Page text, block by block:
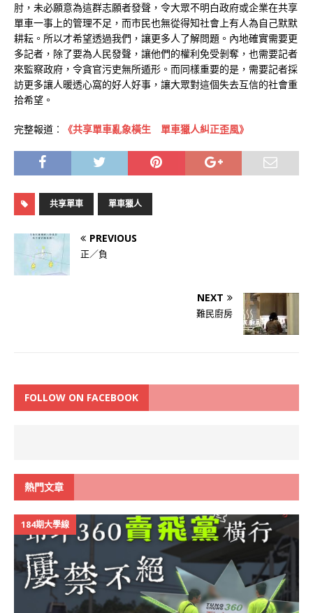
肘，未必願意為這群志願者發聲，令大眾不明白政府或企業在共享
單車一事上的管理不足，而市民也無從得知社會上有人為自己默默
耕耘。所以才希望透過我們，讓更多人了解問題。內地確實需要更
多記者，除了要為人民發聲，讓他們的權利免受剝奪，也需要記者
來監察政府，令貪官污吏無所遁形。而同樣重要的是，需要記者採
訪更多讓人暖透心窩的好人好事，讓大眾對這個失去互信的社會重
拾希望。
完整報道︰ 《共享單車亂象橫生 單車獵人糾正歪風》
共享單車 單車獵人
PREVIOUS
正／負
NEXT
難民廚房
FOLLOW ON FACEBOOK
熱門文章
184期大學線